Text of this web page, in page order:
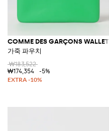
COMME DES GARÇONS WALLET
가죽 파우치
₩183,522
₩174,354
-5%